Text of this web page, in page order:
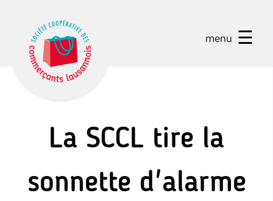
menu ☰
La SCCL tire la
sonnette d'alarme